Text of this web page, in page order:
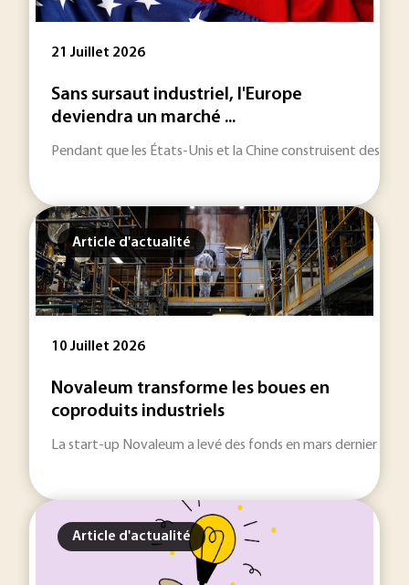
21 Juillet 2026
Sans sursaut industriel, l'Europe
deviendra un marché ...
Pendant que les États-Unis et la Chine construisent des
Article d'actualité
10 Juillet 2026
Novaleum transforme les boues en
coproduits industriels
La start-up Novaleum a levé des fonds en mars dernier
Article d'actualité